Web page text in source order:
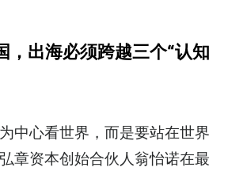
，出海必须跨越三个“认知
中心看世界，而是要站在世界
章资本创始合伙人翁怡诺在最